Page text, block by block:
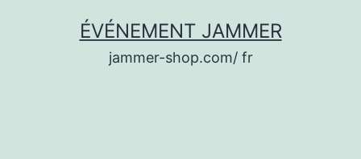
ÉVÉNEMENT JAMMER
jammer-shop.com/ fr